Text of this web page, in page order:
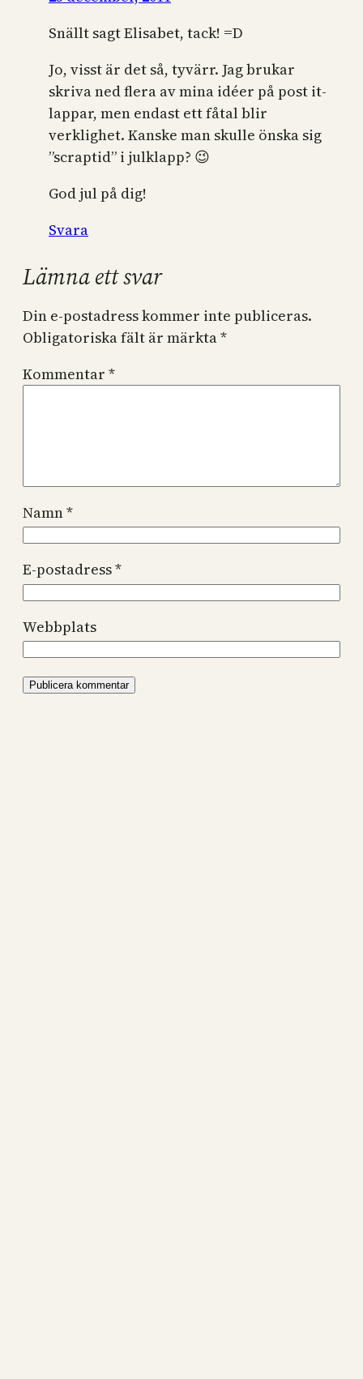
Snällt sagt Elisabet, tack! =D
Jo, visst är det så, tyvärr. Jag brukar
skriva ned flera av mina idéer på post it-
lappar, men endast ett fåtal blir
verklighet. Kanske man skulle önska sig
”scraptid” i julklapp? 😉
God jul på dig!
Svara
Lämna ett svar
Din e-postadress kommer inte publiceras.
Obligatoriska fält är märkta*
Kommentar *
Namn*
E-postadress*
Webbplats